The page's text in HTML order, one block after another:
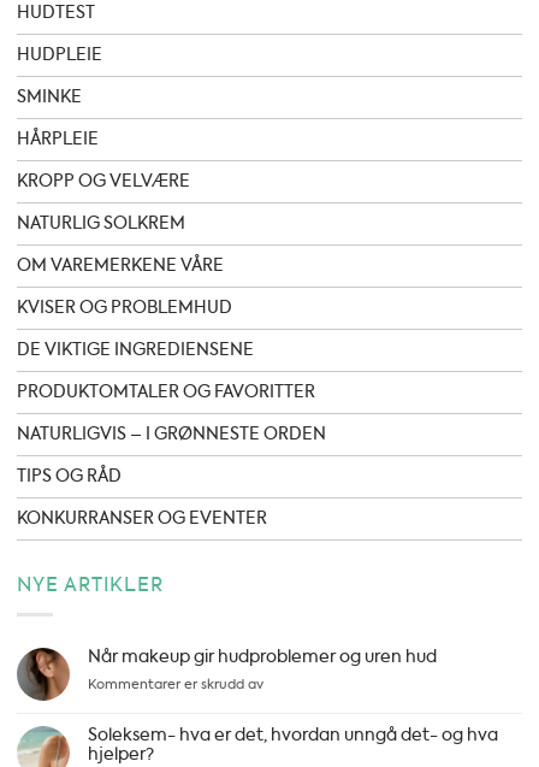
HUDTEST
HUDPLEIE
SMINKE
HÅRPLEIE
KROPP OG VELVÆRE
NATURLIG SOLKREM
OM VAREMERKENE VÅRE
KVISER OG PROBLEMHUD
DE VIKTIGE INGREDIENSENE
PRODUKTOMTALER OG FAVORITTER
NATURLIGVIS – I GRØNNESTE ORDEN
TIPS OG RÅD
KONKURRANSER OG EVENTER
NYE ARTIKLER
Når makeup gir hudproblemer og uren hud
Kommentarer er skrudd avfor
makeup
gir
Soleksem- hva er det, hvordan unngå det- og hva
hjelper?